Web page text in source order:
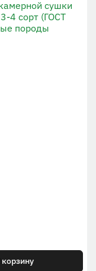
сушки
4 сорт (ГОСТ
породы
корзину